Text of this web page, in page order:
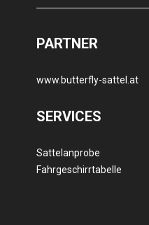
PARTNER
www.butterfly-sattel.at
SERVICES
Sattelanprobe
Fahrgeschirrtabelle